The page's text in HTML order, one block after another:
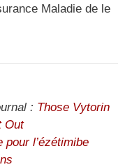
Maladie de le
: Those Vytorin
Out
pour l’ézétimibe